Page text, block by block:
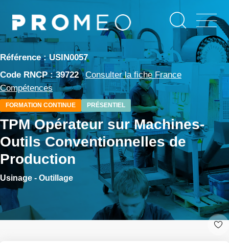
contenu
principal
Référence : USIN0057
Code RNCP : 39722 Consulter la fiche France
Compétences
FORMATION CONTINUE PRÉSENTIEL
TPM Opérateur sur Machines-
Outils Conventionnelles de
Production
Usinage - Outillage